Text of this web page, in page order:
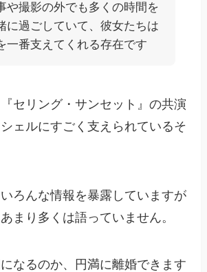
や撮影の外でも多くの時間を
に過ごしていて、彼女たちは
一番支えてくれる存在です
セリング・サンセット』の共演
ェルにすごく支えられているそ
ろんな情報を暴露していますが
まり多くは語っていません。
なるのか、円満に離婚できます